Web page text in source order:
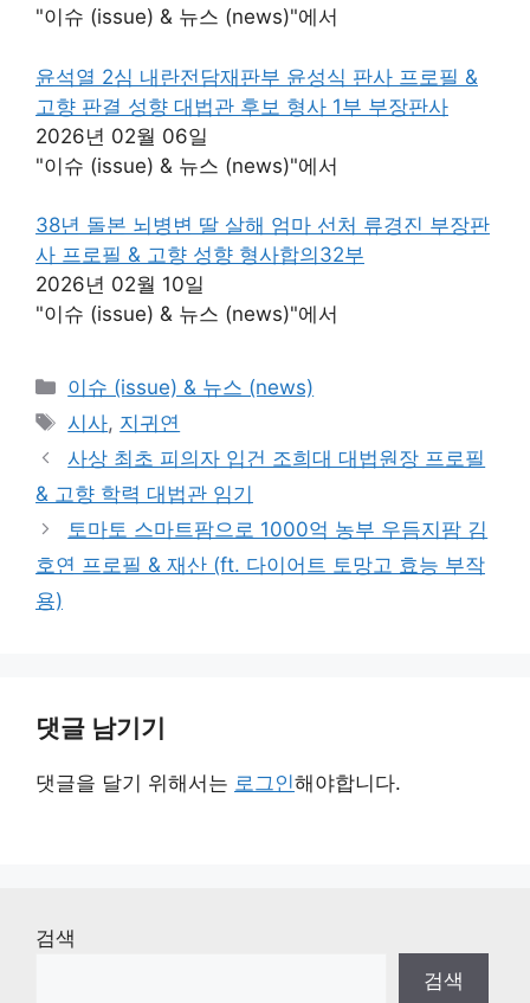
"이슈 (issue) & 뉴스 (news)"에서
윤석열 2심 내란전담재판부 윤성식 판사 프로필 &
고향 판결 성향 대법관 후보 형사 1부 부장판사
2026년 02월 06일
"이슈 (issue) & 뉴스 (news)"에서
38년 돌본 뇌병변 딸 살해 엄마 선처 류경진 부장판
사 프로필 & 고향 성향 형사합의32부
2026년 02월 10일
"이슈 (issue) & 뉴스 (news)"에서
카
테
리
이슈 (issue) & 뉴스 (news)
태
그
시사, 지귀연
사상 최초 피의자 입건 조희대 대법원장 프로필
& 고향 학력 대법관 임기
토마토 스마트팜으로 1000억 농부 우듬지팜 김
호연 프로필 & 재산 (ft. 다이어트 토망고 효능 부작
용)
댓글 남기기
댓글을 달기 위해서는 로그인해야합니다.
검색
검색